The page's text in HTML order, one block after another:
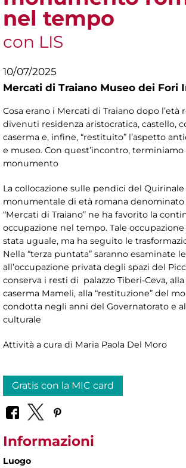
nel tempo
con LIS
10/07/2025
Mercati di Traiano Museo dei Fori
Cosa erano i Mercati di Traiano dopo l’età
divenuti residenza aristocratica, castello,
caserma e, infine, “restituito” l’aspetto
e museo. Con quest’incontro, terminiamo
monumento
La collocazione sulle pendici del
monumentale di età romana
“Mercati di Traiano” ne ha favorito la
occupazione nel tempo. Tale
stata uguale, ma ha seguito le
Nella “terza puntata” saranno esaminate
all’occupazione privata degli spazi del
conserva i resti di palazzo Tiberi-Ceva,
caserma Mameli, alla “restituzione” del
condotta negli anni del Governatorato e
culturale
Attività a cura di Maria Paola Del Moro
Gratis con la MIC card
Informazioni
Luogo